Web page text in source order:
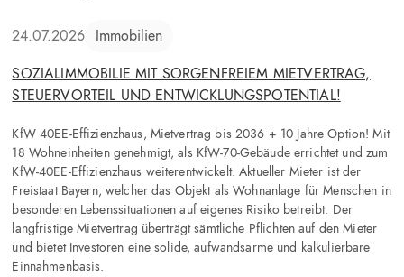
24.07.2026 Immobilien
SOZIALIMMOBILIE MIT SORGENFREIEM MIETVERTRAG,
STEUERVORTEIL UND ENTWICKLUNGSPOTENTIAL!
KfW 40EE-Effizienzhaus, Mietvertrag bis 2036 + 10 Jahre Option! Mit
18 Wohneinheiten genehmigt, als KfW-70-Gebäude errichtet und zum
KfW-40EE-Effizienzhaus weiterentwickelt. Aktueller Mieter ist der
Freistaat Bayern, welcher das Objekt als Wohnanlage für Menschen in
besonderen Lebenssituationen auf eigenes Risiko betreibt. Der
langfristige Mietvertrag überträgt sämtliche Pflichten auf den Mieter
und bietet Investoren eine solide, aufwandsarme und kalkulierbare
Einnahmenbasis.